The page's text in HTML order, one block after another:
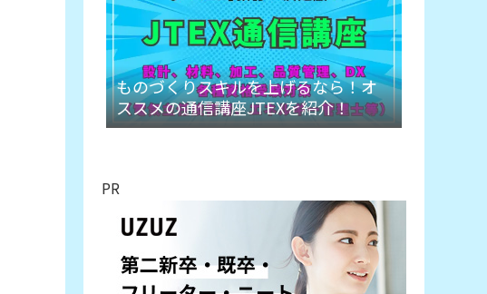
ものづくりスキルを上げるなら！オ
ススメの通信講座JTEXを紹介！
PR